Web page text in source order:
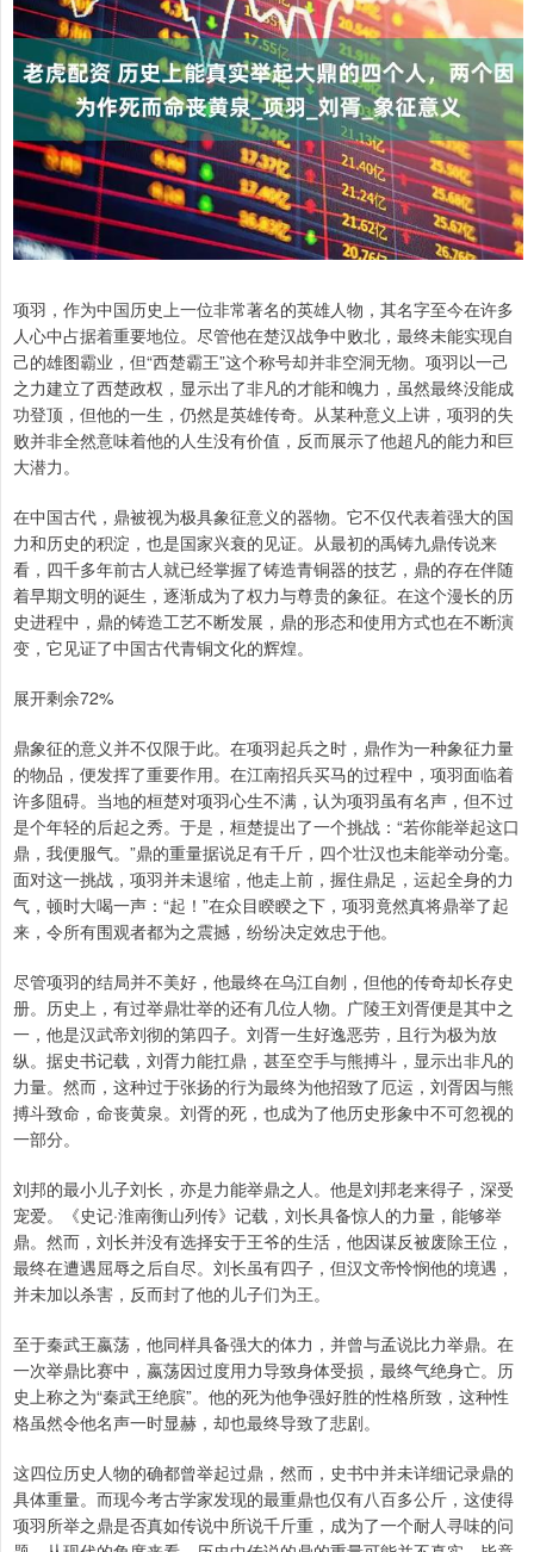
项羽，作为中国历史上一位非常著名的英雄人物，其名字至今在许多
人心中占据着重要地位。尽管他在楚汉战争中败北，最终未能实现自
己的雄图霸业，但“西楚霸王”这个称号却并非空洞无物。项羽以一己
之力建立了西楚政权，显示出了非凡的才能和魄力，虽然最终没能成
功登顶，但他的一生，仍然是英雄传奇。从某种意义上讲，项羽的失
败并非全然意味着他的人生没有价值，反而展示了他超凡的能力和巨
大潜力。
在中国古代，鼎被视为极具象征意义的器物。它不仅代表着强大的国
力和历史的积淀，也是国家兴衰的见证。从最初的禹铸九鼎传说来
看，四千多年前古人就已经掌握了铸造青铜器的技艺，鼎的存在伴随
着早期文明的诞生，逐渐成为了权力与尊贵的象征。在这个漫长的历
史进程中，鼎的铸造工艺不断发展，鼎的形态和使用方式也在不断演
变，它见证了中国古代青铜文化的辉煌。
展开剩余72%
鼎象征的意义并不仅限于此。在项羽起兵之时，鼎作为一种象征力量
的物品，便发挥了重要作用。在江南招兵买马的过程中，项羽面临着
许多阻碍。当地的桓楚对项羽心生不满，认为项羽虽有名声，但不过
是个年轻的后起之秀。于是，桓楚提出了一个挑战：“若你能举起这口
鼎，我便服气。”鼎的重量据说足有千斤，四个壮汉也未能举动分毫。
面对这一挑战，项羽并未退缩，他走上前，握住鼎足，运起全身的力
气，顿时大喝一声：“起！”在众目睽睽之下，项羽竟然真将鼎举了起
来，令所有围观者都为之震撼，纷纷决定效忠于他。
尽管项羽的结局并不美好，他最终在乌江自刎，但他的传奇却长存史
册。历史上，有过举鼎壮举的还有几位人物。广陵王刘胥便是其中之
一，他是汉武帝刘彻的第四子。刘胥一生好逸恶劳，且行为极为放
纵。据史书记载，刘胥力能扛鼎，甚至空手与熊搏斗，显示出非凡的
力量。然而，这种过于张扬的行为最终为他招致了厄运，刘胥因与熊
搏斗致命，命丧黄泉。刘胥的死，也成为了他历史形象中不可忽视的
一部分。
刘邦的最小儿子刘长，亦是力能举鼎之人。他是刘邦老来得子，深受
宠爱。《史记·淮南衡山列传》记载，刘长具备惊人的力量，能够举
鼎。然而，刘长并没有选择安于王爷的生活，他因谋反被废除王位，
最终在遭遇屈辱之后自尽。刘长虽有四子，但汉文帝怜悯他的境遇，
并未加以杀害，反而封了他的儿子们为王。
至于秦武王嬴荡，他同样具备强大的体力，并曾与孟说比力举鼎。在
一次举鼎比赛中，嬴荡因过度用力导致身体受损，最终气绝身亡。历
史上称之为“秦武王绝膑”。他的死为他争强好胜的性格所致，这种性
格虽然令他名声一时显赫，却也最终导致了悲剧。
这四位历史人物的确都曾举起过鼎，然而，史书中并未详细记录鼎的
具体重量。而现今考古学家发现的最重鼎也仅有八百多公斤，这使得
项羽所举之鼎是否真如传说中所说千斤重，成为了一个耐人寻味的问